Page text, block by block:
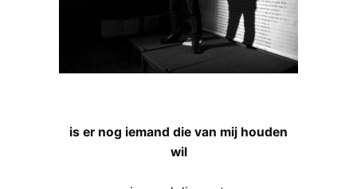
is er nog iemand die van mij houden
wil